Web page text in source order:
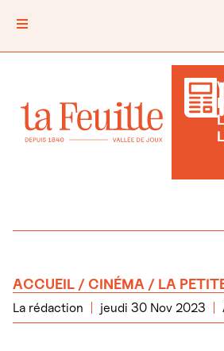
ACCUEIL /CINÉMA / LA
La rédaction jeudi 30 Nov 2023